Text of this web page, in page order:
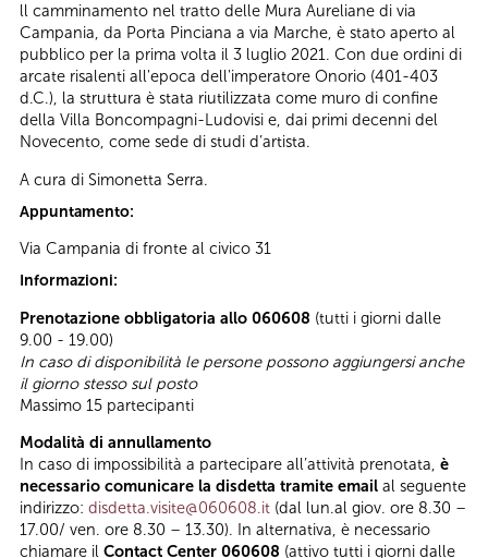
ll camminamento nel tratto delle Mura Aureliane di via
Campania, da Porta Pinciana a via Marche, è stato aperto al
pubblico per la prima volta il 3 luglio 2021. Con due ordini di
arcate risalenti all'epoca dell'imperatore Onorio (401-403
d.C.), la struttura è stata riutilizzata come muro di confine
della Villa Boncompagni-Ludovisi e, dai primi decenni del
Novecento, come sede di studi d’artista.
A cura di Simonetta Serra.
Appuntamento:
Via Campania di fronte al civico 31
Informazioni:
Prenotazione obbligatoria allo 060608 (tutti i giorni dalle
9.00 - 19.00)
In caso di disponibilità le persone possono aggiungersi anche
il giorno stesso sul posto
Massimo 15 partecipanti
Modalità di annullamento
In caso di impossibilità a partecipare all’attività prenotata, è
necessario comunicare la disdetta tramite email al seguente
indirizzo: disdetta.visite@060608.it (dal lun.al giov. ore 8.30 –
17.00/ ven. ore 8.30 – 13.30). In alternativa, è necessario
chiamare il Contact Center 060608 (attivo tutti i giorni dalle